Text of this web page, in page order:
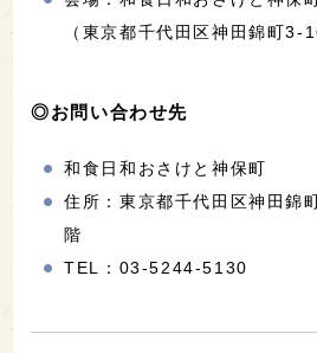
（東京都千代田区神田錦町
◎お問い合わせ先
和食日和おさけと神保町
住所：東京都千代田区神田
階
TEL：03-5244-5130